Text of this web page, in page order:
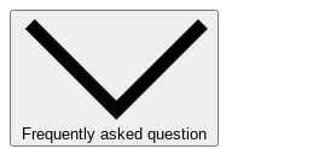
Frequently asked question